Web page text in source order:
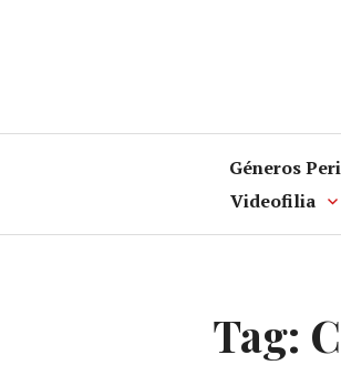
Géneros
Videofilia
Tag: